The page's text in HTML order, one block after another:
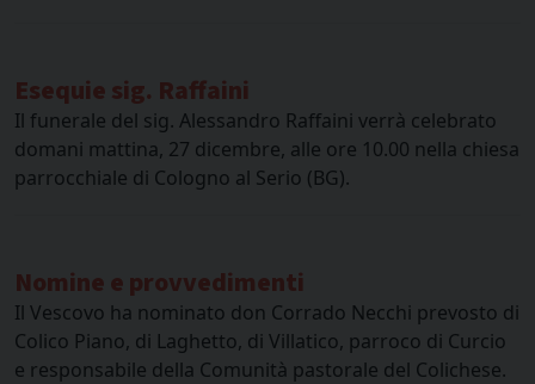
Esequie sig. Raffaini
Il funerale del sig. Alessandro Raffaini verrà celebrato
domani mattina, 27 dicembre, alle ore 10.00 nella chiesa
parrocchiale di Cologno al Serio (BG).
Nomine e provvedimenti
Il Vescovo ha nominato don Corrado Necchi prevosto di
Colico Piano, di Laghetto, di Villatico, parroco di Curcio
e responsabile della Comunità pastorale del Colichese.